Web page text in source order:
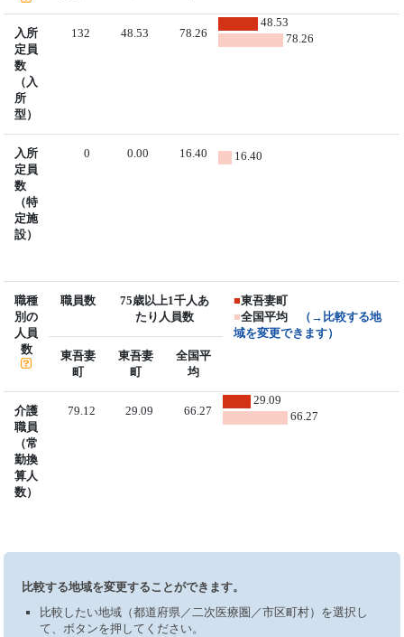
入所
定員
数
（入
所
型）
132 48.53 78.26
48.53
78.26
入所
定員
数
（特
定施
設）
0 0.00 16.40 16.40
職種
別の
人員
数
職員数
75歳以上1千人あ
たり人員数
■東吾妻町
■全国平均
（→比較する地
域を変更できます）
東吾妻
町
東吾妻
町
全国平
均
介護
職員
（常
勤換
算人
数）
79.12 29.09 66.27
29.09
66.27
比較する地域を変更することができます。
比較したい地域（都道府県／二次医療圏／市区町村）を選択し
て、ボタンを押してください。